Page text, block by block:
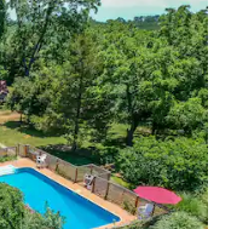
appréciés